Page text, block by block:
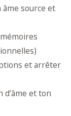
source et
et arrêter
et ton